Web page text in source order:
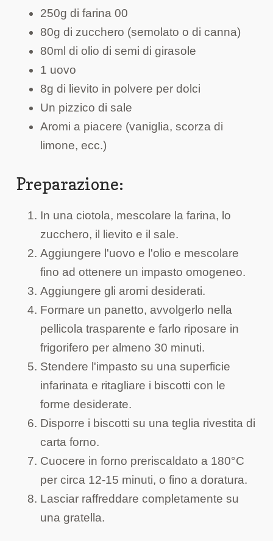
250g di farina 00
80g di zucchero (semolato o di canna)
80ml di olio di semi di girasole
1 uovo
8g di lievito in polvere per dolci
Un pizzico di sale
Aromi a piacere (vaniglia, scorza di
limone, ecc.)
Preparazione:
In una ciotola, mescolare la farina, lo
zucchero, il lievito e il sale.
Aggiungere l'uovo e l'olio e mescolare
fino ad ottenere un impasto omogeneo.
Aggiungere gli aromi desiderati.
Formare un panetto, avvolgerlo nella
pellicola trasparente e farlo riposare in
frigorifero per almeno 30 minuti.
Stendere l'impasto su una superficie
infarinata e ritagliare i biscotti con le
forme desiderate.
Disporre i biscotti su una teglia rivestita di
carta forno.
Cuocere in forno preriscaldato a 180°C
per circa 12-15 minuti, o fino a doratura.
Lasciar raffreddare completamente su
una gratella.